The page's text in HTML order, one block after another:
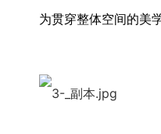
为贯穿整体空间的美